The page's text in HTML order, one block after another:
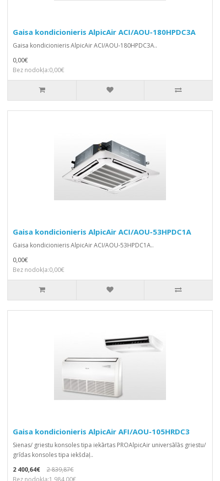
Gaisa kondicionieris AlpicAir ACI/AOU-180HPDC3A
Gaisa kondicionieris AlpicAir ACI/AOU-180HPDC3A..
0,00€
Bez nodokļa:0,00€
Gaisa kondicionieris AlpicAir ACI/AOU-53HPDC1A
Gaisa kondicionieris AlpicAir ACI/AOU-53HPDC1A..
0,00€
Bez nodokļa:0,00€
Gaisa kondicionieris AlpicAir AFI/AOU-105HRDC3
Sienas/ griestu konsoles tipa iekārtas PROAlpicAir universālās griestu/
grīdas konsoles tipa iekšdaļ..
2 400,64€
2 839,87€
Bez nodokļa:1 984,00€